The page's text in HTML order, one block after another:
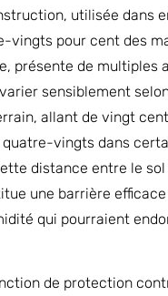
utilisée dans
vingts pour cent des
présente de multiples
sensiblement
allant de vingt
quatre-vingts dans
distance entre le sol
une barrière
qui pourraient
de protection